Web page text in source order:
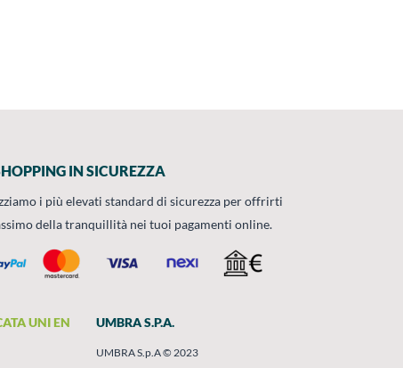
IN SICUREZZA
i più elevati standard di sicurezza per offrirti
della tranquillità nei tuoi pagamenti online.
UNI EN
UMBRA S.P.A.
UMBRA S.p.A © 2023